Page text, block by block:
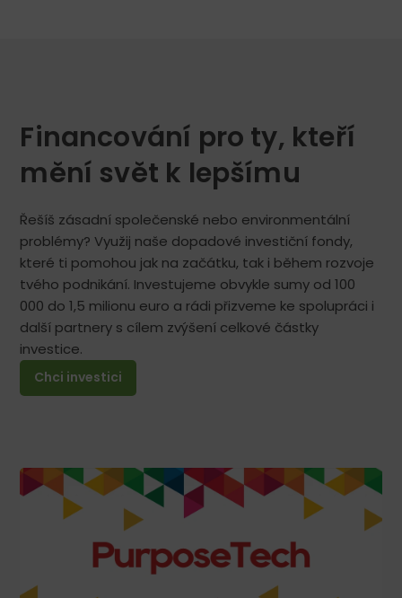
Financování pro ty, kteří
mění svět k lepšímu
Řešíš zásadní společenské nebo environmentální
problémy? Využij naše dopadové investiční fondy,
které ti pomohou jak na začátku, tak i během rozvoje
tvého podnikání. Investujeme obvykle sumy od 100
000 do 1,5 milionu euro a rádi přizveme ke spolupráci i
další partnery s cílem zvýšení celkové částky
investice.
Chci investici